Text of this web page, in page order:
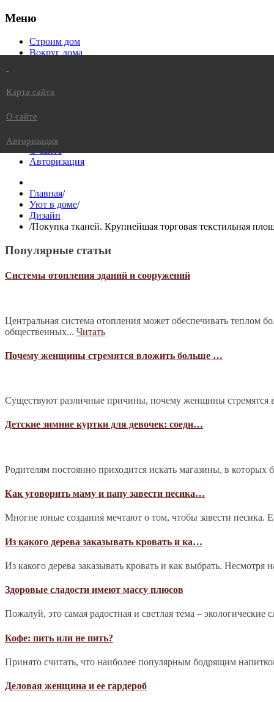
Меню
Строим дом
Вокруг дома
Вкусно в доме
Карта сайта
О сайте
Авторизация
Главная/
Уют в доме/
Дизайн
/Покупка тканей. Крупнейшая торговая текстильная
Популярные статьи
Системы отопления зданий и сооружений
Центральная система отопления может обеспечивать
общественных... Читать
Почему женщины стремятся вложить больше …
Существуют различные причины, почему женщины
Детские зимние куртки для девочек: соеди…
Родителям постоянно приходится искать магазины, в
Как уговорить маму и папу завести песика…
Многие юные создания мечтают о том, чтобы завести песика.
Из какого дерева заказывать кровать и ка…
Из какого дерева заказывать кровать и как выбрать.
Здоровые сладости имеют массу плюсов
Пожалуй, это самая радостная и светлая тема –
Кофе: пить или не пить?
Принято считать, что наиболее популярным бодрящим
Деловая женщина и ее гардероб
Карта сайта
О сайте
Авторизация